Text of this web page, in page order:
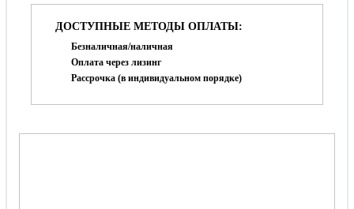
ДОСТУПНЫЕ МЕТОДЫ ОПЛАТЫ:
Безналичная/наличная
Оплата через лизинг
Рассрочка (в индивидуальном порядке)